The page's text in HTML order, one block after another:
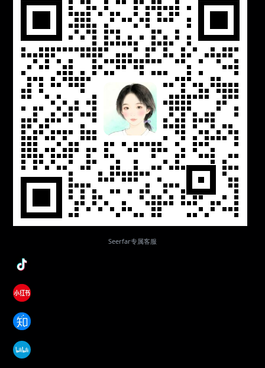
Seerfar专属客服